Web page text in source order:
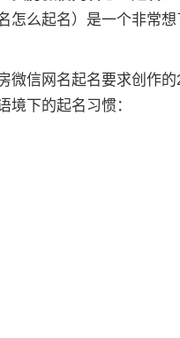
怎么起名）是一个非常
微信网名起名要求创作
境下的起名习惯：